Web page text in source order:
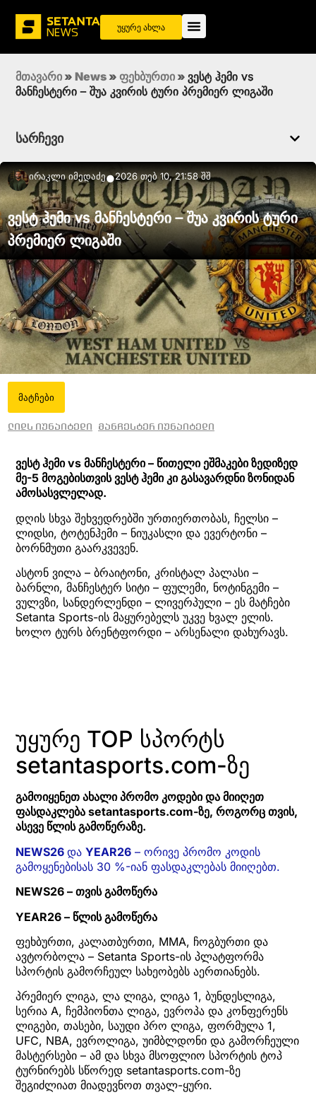
უყურე ახლა
მთავარი » News » ფეხბურთი » ვესტ ჰემი vs
მანჩესტერი – შუა კვირის ტური პრემიერ ლიგაში
სარჩევი
Ირაკლი Იმედაძე●2026 თებ 10, 21:58 შშ
ვესტ ჰემი vs მანჩესტერი – შუა კვირის ტური
პრემიერ ლიგაში
მატჩები
ლიდს იუნაიტედი მანჩესტერ იუნაიტედი
ვესტ ჰემი vs მანჩესტერი – წითელი ეშმაკები ზედიზედ
მე-5 მოგებისთვის ვესტ ჰემი კი გასავარდნი ზონიდან
ამოსასვლელად.
დღის სხვა შეხვედრებში ურთიერთობას, ჩელსი –
ლიდსი, ტოტენჰემი – ნიუკასლი და ევერტონი –
ბორნმუთი გაარკვევენ.
ასტონ ვილა – ბრაიტონი, კრისტალ პალასი –
ბარნლი, მანჩესტერ სიტი – ფულემი, ნოტინგემი –
ვულვზი, სანდერლენდი – ლივერპული – ეს მატჩები
Setanta Sports-ის მაყურებელს უკვე ხვალ ელის.
ხოლო ტურს ბრენტფორდი – არსენალი დახურავს.
უყურე TOP სპორტს
setantasports.com-ზე
გამოიყენეთ ახალი პრომო კოდები და მიიღეთ
ფასდაკლება setantasports.com-ზე, როგორც თვის,
ასევე წლის გამოწერაზე.
NEWS26 და YEAR26 – ორივე პრომო კოდის
გამოყენებისას 30 %-იან ფასდაკლებას მიიღებთ.
NEWS26 – თვის გამოწერა
YEAR26 – წლის გამოწერა
ფეხბურთი, კალათბურთი, MMA, ჩოგბურთი და
ავტორბოლა – Setanta Sports-ის პლატფორმა
სპორტის გამორჩეულ სახეობებს აერთიანებს.
პრემიერ ლიგა, ლა ლიგა, ლიგა 1, ბუნდესლიგა,
სერია A, ჩემპიონთა ლიგა, ევროპა და კონფერენს
ლიგები, თასები, საუდი პრო ლიგა, ფორმულა 1,
UFC, NBA, ევროლიგა, უიმბლდონი და გამორჩეული
მასტერსები – ამ და სხვა მსოფლიო სპორტის ტოპ
ტურნირებს სწორედ setantasports.com-ზე
შეგიძლიათ მიადევნოთ თვალ-ყური.